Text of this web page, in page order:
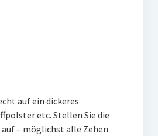
auf ein dickeres
etc. Stellen Sie die
– möglichst alle Zehen